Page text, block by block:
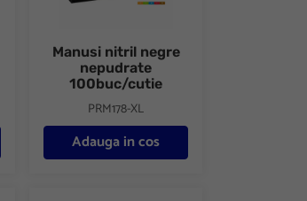
Manusi nitril negre
nepudrate
100buc/cutie
PRM178-XL
Adauga in cos